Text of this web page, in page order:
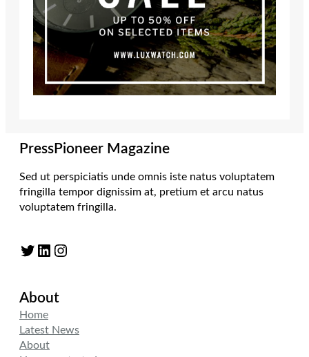
PressPioneer Magazine
Sed ut perspiciatis unde omnis iste natus voluptatem
fringilla tempor dignissim at, pretium et arcu natus
voluptatem fringilla.
Twitter LinkedIn Instagram
About
Home
Latest News
About